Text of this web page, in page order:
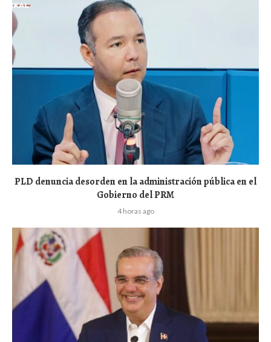
PLD denuncia desorden en la administración pública en el
Gobierno del PRM
4 horas ago